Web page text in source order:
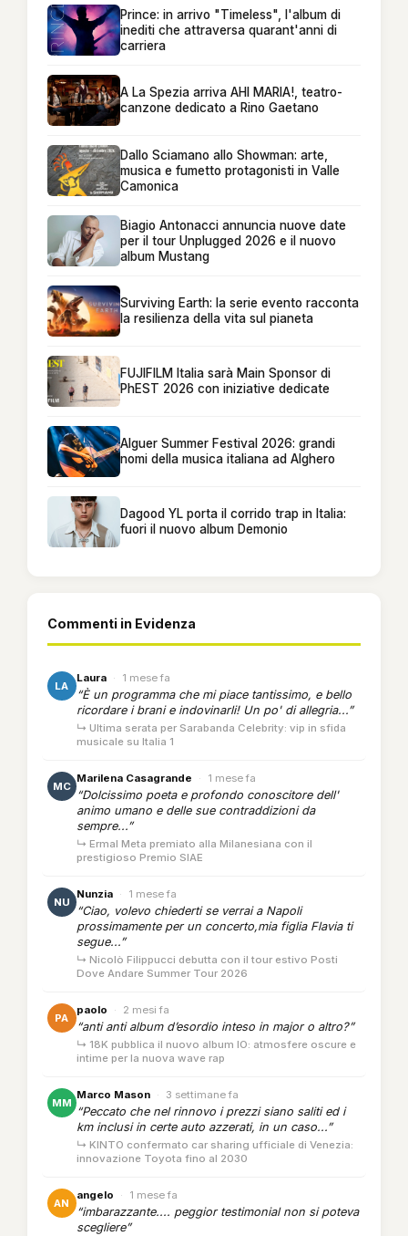
Prince: in arrivo "Timeless", l'album di
inediti che attraversa quarant'anni di
carriera
A La Spezia arriva AHI MARIA!, teatro-
canzone dedicato a Rino Gaetano
Dallo Sciamano allo Showman: arte,
musica e fumetto protagonisti in Valle
Camonica
Biagio Antonacci annuncia nuove date
per il tour Unplugged 2026 e il nuovo
album Mustang
Surviving Earth: la serie evento racconta
la resilienza della vita sul pianeta
FUJIFILM Italia sarà Main Sponsor di
PhEST 2026 con iniziative dedicate
Alguer Summer Festival 2026: grandi
nomi della musica italiana ad Alghero
Dagood YL porta il corrido trap in Italia:
fuori il nuovo album Demonio
Commenti in Evidenza
LA
Laura · 1 mese fa
“È un programma che mi piace tantissimo, e bello
ricordare i brani e indovinarli! Un po' di allegria...”
↳ Ultima serata per Sarabanda Celebrity: vip in sfida
musicale su Italia 1
MC
Marilena Casagrande · 1 mese fa
“Dolcissimo poeta e profondo conoscitore dell'
animo umano e delle sue contraddizioni da
sempre...”
↳ Ermal Meta premiato alla Milanesiana con il
prestigioso Premio SIAE
NU
Nunzia · 1 mese fa
“Ciao, volevo chiederti se verrai a Napoli
prossimamente per un concerto,mia figlia Flavia ti
segue...”
↳ Nicolò Filippucci debutta con il tour estivo Posti
Dove Andare Summer Tour 2026
PA
paolo · 2 mesi fa
“anti anti album d’esordio inteso in major o altro?”
↳ 18K pubblica il nuovo album IO: atmosfere oscure e
intime per la nuova wave rap
MM
Marco Mason · 3 settimane fa
“Peccato che nel rinnovo i prezzi siano saliti ed i
km inclusi in certe auto azzerati, in un caso...”
↳ KINTO confermato car sharing ufficiale di Venezia:
innovazione Toyota fino al 2030
AN
angelo · 1 mese fa
“imbarazzante.... peggior testimonial non si poteva
scegliere”